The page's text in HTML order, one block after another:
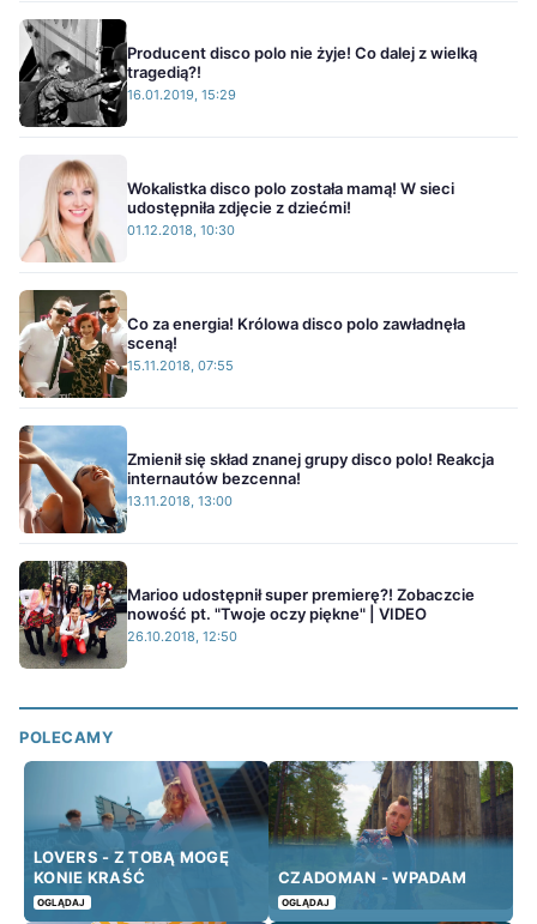
Producent disco polo nie żyje! Co dalej z wielką
tragedią?!
16.01.2019, 15:29
Wokalistka disco polo została mamą! W sieci
udostępniła zdjęcie z dziećmi!
01.12.2018, 10:30
Co za energia! Królowa disco polo zawładnęła
sceną!
15.11.2018, 07:55
Zmienił się skład znanej grupy disco polo! Reakcja
internautów bezcenna!
13.11.2018, 13:00
Marioo udostępnił super premierę?! Zobaczcie
nowość pt. "Twoje oczy piękne" | VIDEO
26.10.2018, 12:50
POLECAMY
LOVERS - Z TOBĄ MOGĘ
KONIE KRAŚĆ
OGLĄDAJ
CZADOMAN - WPADAM
OGLĄDAJ